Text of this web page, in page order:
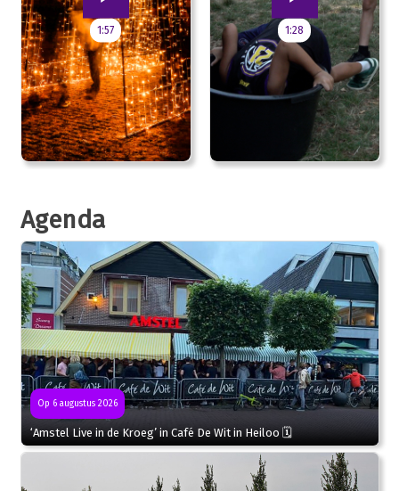
1:57 1:28
Agenda
Op 6 augustus 2026
‘Amstel Live in de Kroeg’ in Café De Wit in Heiloo 🗓